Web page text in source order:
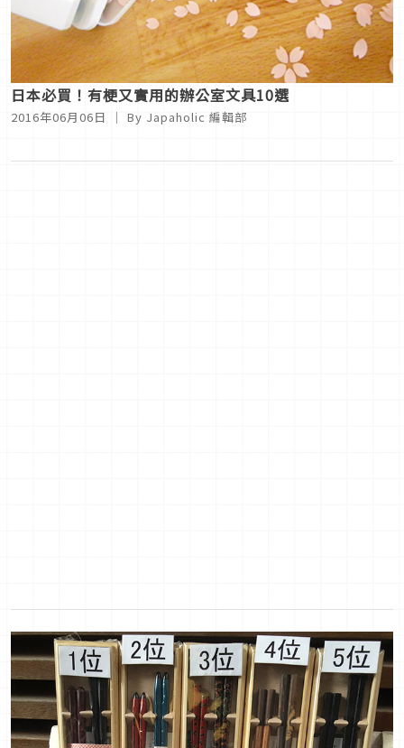
日本必買！有梗又實用的辦公室文具10選
2016年06月06日 ｜ By Japaholic 編輯部